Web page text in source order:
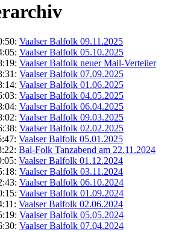
Vaalser Balfolk 09.11.2025
Vaalser Balfolk 05.10.2025
Vaalser Balfolk neuer Mail-Verteiler
Vaalser Balfolk 07.09.2025
Vaalser Balfolk 01.06.2025
Vaalser Balfolk 04.05.2025
Vaalser Balfolk 06.04.2025
Vaalser Balfolk 09.03.2025
Vaalser Balfolk 02.02.2025
Vaalser Balfolk 05.01.2025
Bal-Folk Tanzabend am 22.11.2024
Vaalser Balfolk 01.12.2024
Vaalser Balfolk 03.11.2024
Vaalser Balfolk 06.10.2024
Vaalser Balfolk 01.09.2024
Vaalser Balfolk 02.06.2024
Vaalser Balfolk 05.05.2024
Vaalser Balfolk 07.04.2024